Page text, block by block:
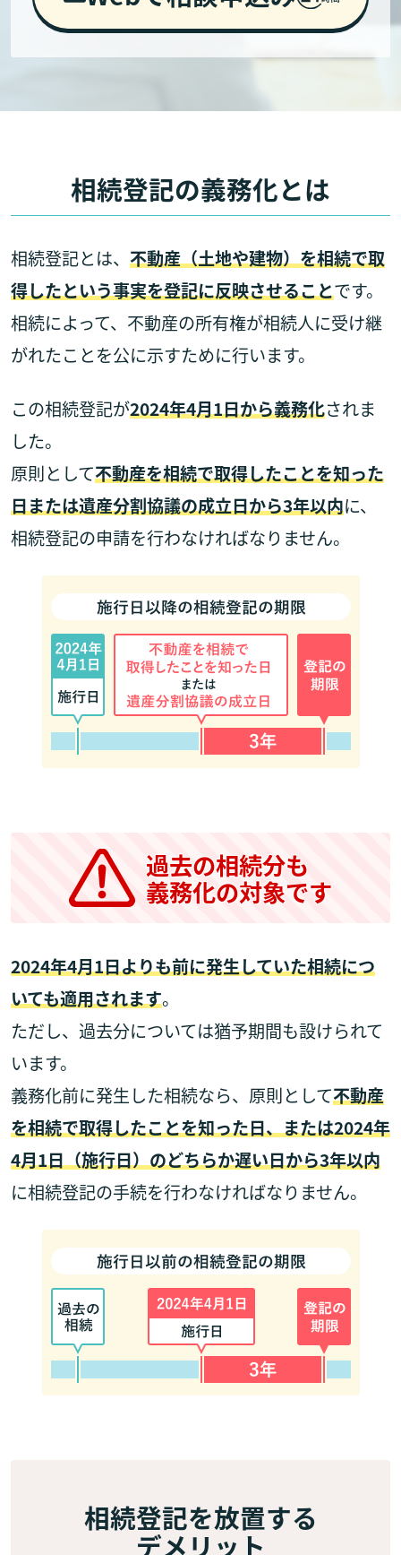
相続登記の義務化とは
相続登記とは、 不動産（土地や建物）を相続で取
得したという事実を登記に反映させることです。
相続によって、不動産の所有権が相続人に受け継
がれたことを公に示すために行います。
この相続登記が2024年4月1日から義務化されま
した。
原則として不動産を相続で取得したことを知った
日または遺産分割協議の成立日から3年以内に、
相続登記の申請を行わなければなりません。
過去の相続分も
義務化の対象です
2024年4月1日よりも前に発生していた相続につ
いても適用されます。
ただし、過去分については猶予期間も設けられて
います。
義務化前に発生した相続なら、原則として不動産
を相続で取得したことを知った日、または2024年
4月1日（施行日）のどちらか遅い日から3年以内
に相続登記の手続を行わなければなりません。
相続登記を放置する
デメリット